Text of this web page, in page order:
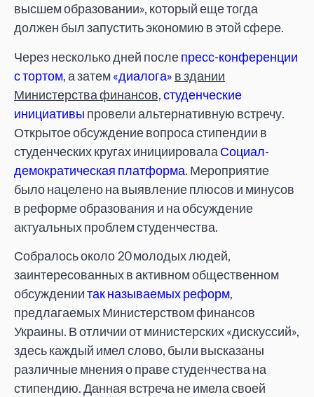
высшем образовании», который еще тогда
должен был запустить экономию в этой сфере.
Через несколько дней послепресс-конференции
с тортом, а затем«диалога» в здании
Министерства финансов,студенческие
инициативы провели альтернативную встречу.
Открытое обсуждение вопроса стипендии в
студенческих кругах инициировала Социал-
демократическая платформа. Мероприятие
было нацелено на выявление плюсов и минусов
в реформе образования и на обсуждение
актуальных проблем студенчества.
Собралось около 20 молодых людей,
заинтересованных в активном общественном
обсуждениитак называемых реформ,
предлагаемых Министерством финансов
Украины. В отличии от министерских «дискуссий»,
здесь каждый имел слово, были высказаны
различные мнения о праве студенчества на
стипендию. Данная встреча не имела своей